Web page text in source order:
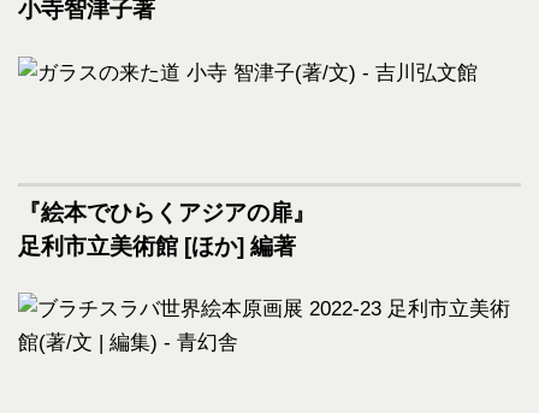
小寺智津子著
『絵本でひらくアジアの扉』
足利市立美術館 [ほか] 編著